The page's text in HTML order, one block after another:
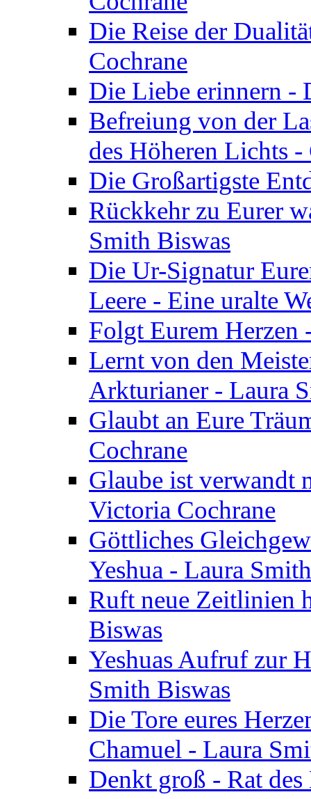
Die Reise der
Cochrane
Die Liebe erinnern -
Befreiung von der
des Höheren Lichts
Die Großartigste
Rückkehr zu Eurer
Smith Biswas
Die Ur-Signatur
Leere - Eine uralte
Folgt Eurem
Lernt von den
Arkturianer - Laura
Glaubt an Eure
Cochrane
Glaube ist verwandt
Victoria Cochrane
Göttliches
Yeshua - Laura
Ruft neue Zeitlinien
Biswas
Yeshuas Aufruf zur
Smith Biswas
Die Tore eures
Chamuel - Laura
Denkt groß - Rat